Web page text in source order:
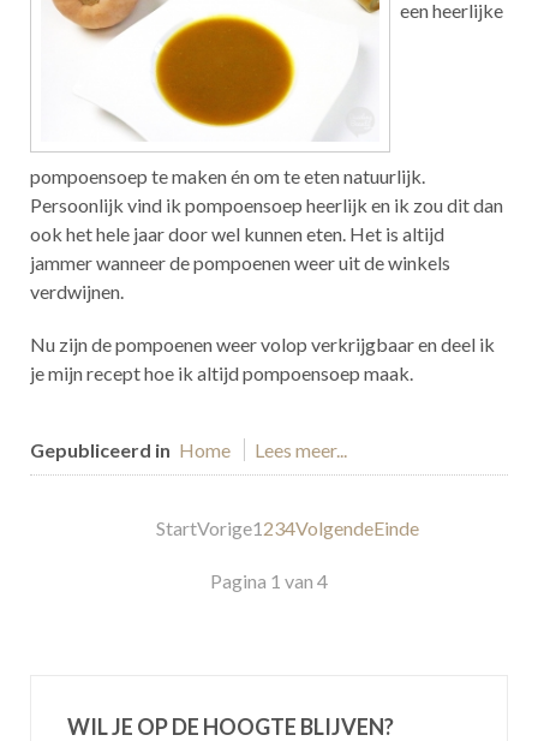
een heerlijke
pompoensoep te maken én om te eten natuurlijk.
Persoonlijk vind ik pompoensoep heerlijk en ik zou dit dan
ook het hele jaar door wel kunnen eten. Het is altijd
jammer wanneer de pompoenen weer uit de winkels
verdwijnen.
Nu zijn de pompoenen weer volop verkrijgbaar en deel ik
je mijn recept hoe ik altijd pompoensoep maak.
Gepubliceerd in Home Lees meer...
StartVorige1 234VolgendeEinde
Pagina 1 van 4
WIL JE OP DE HOOGTE BLIJVEN?